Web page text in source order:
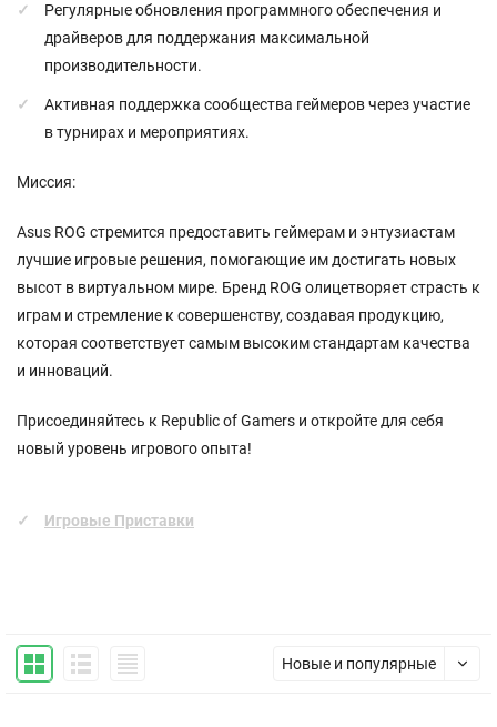
Регулярные обновления программного обеспечения и
драйверов для поддержания максимальной
производительности.
Активная поддержка сообщества геймеров через участие
в турнирах и мероприятиях.
Миссия:
Asus ROG стремится предоставить геймерам и энтузиастам
лучшие игровые решения, помогающие им достигать новых
высот в виртуальном мире. Бренд ROG олицетворяет страсть к
играм и стремление к совершенству, создавая продукцию,
которая соответствует самым высоким стандартам качества
и инноваций.
Присоединяйтесь к Republic of Gamers и откройте для себя
новый уровень игрового опыта!
Игровые Приставки
Новые и популярные